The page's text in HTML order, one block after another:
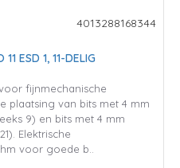
4013288168344
ESD 1, 11-DELIG
fijnmechanische
plaatsing van bits met 4 mm
9) en bits met 4 mm
Elektrische
voor goede b..